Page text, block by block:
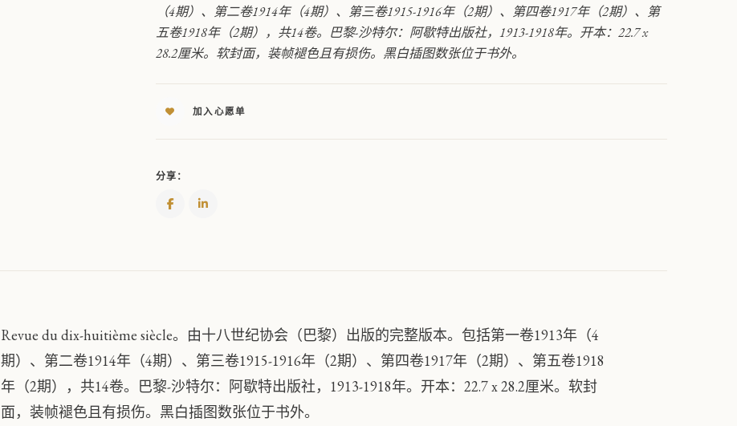
（1913-
1918
年）
（4期）、第二卷1914年（4期）、第三卷1915-1916年（2期）、第四卷1917年（2期）、第
五卷1918年（2期），共14卷。巴黎-沙特尔：阿歇特出版社，1913-1918年。开本：22.7 x
28.2厘米。软封面，装帧褪色且有损伤。黑白插图数张位于书外。
加入心愿单
分享：
Revue du dix-huitième siècle。由十八世纪协会（巴黎）出版的完整版本。包括第一卷1913年（4
期）、第二卷1914年（4期）、第三卷1915-1916年（2期）、第四卷1917年（2期）、第五卷1918
年（2期），共14卷。巴黎-沙特尔：阿歇特出版社，1913-1918年。开本：22.7 x 28.2厘米。软封
面，装帧褪色且有损伤。黑白插图数张位于书外。